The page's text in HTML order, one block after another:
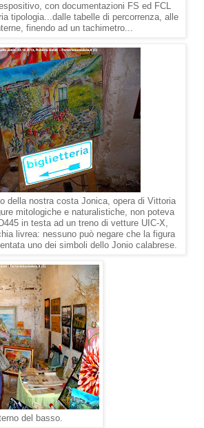
con documentazioni FS ed FCL
tipologia...dalle tabelle di percorrenza, alle
finendo ad un tachimetro...
della nostra costa Jonica, opera di Vittoria
mitologiche e naturalistiche, non poteva
in testa ad un treno di vetture UIC-X,
livrea: nessuno può negare che la figura
uno dei simboli dello Jonio calabrese.
del basso.